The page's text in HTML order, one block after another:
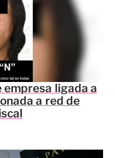
empresa ligada a
a red de